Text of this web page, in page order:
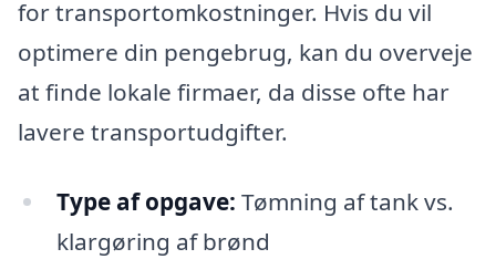
for transportomkostninger. Hvis du vil
optimere din pengebrug, kan du overveje
at finde lokale firmaer, da disse ofte har
lavere transportudgifter.
Type af opgave: Tømning af tank vs.
klargøring af brønd